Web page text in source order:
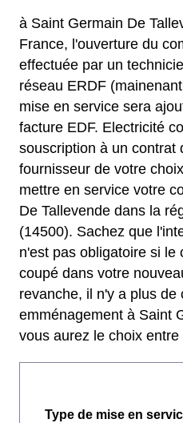
à Saint Germain De
France, l'ouverture du
effectuée par un
réseau ERDF
mise en service sera
facture EDF. Electricité
souscription à un contrat
fournisseur de votre
mettre en service votre
De Tallevende dans la
(14500). Sachez que
n'est pas obligatoire si le
coupé dans votre
revanche, il n'y a plus
emménagement à Saint
vous aurez le choix
Type de mise en